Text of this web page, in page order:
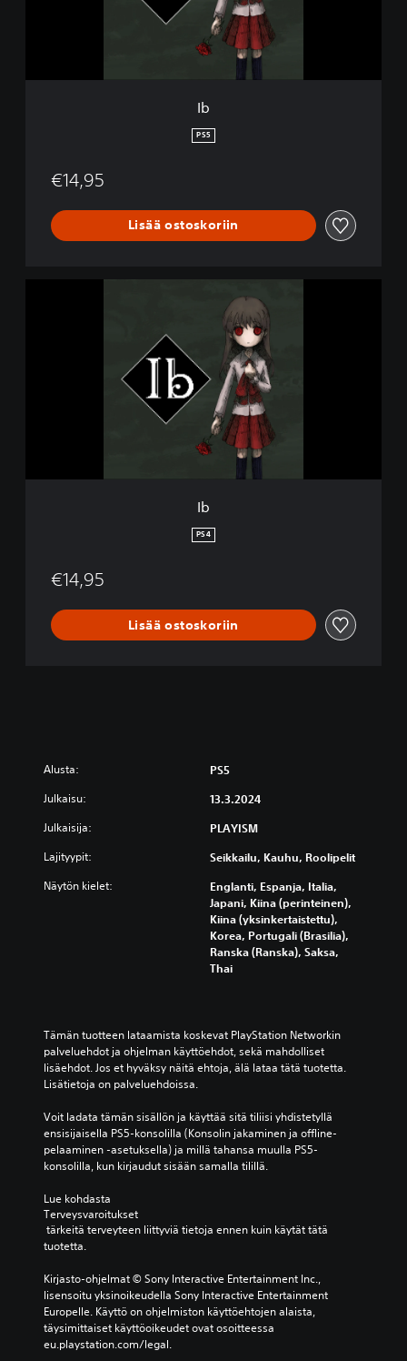
Ib
PS5
€14,95
Lisää ostoskoriin
Ib
PS4
€14,95
Lisää ostoskoriin
Alusta: PS5
Julkaisu: 13.3.2024
Julkaisija: PLAYISM
Lajityypit: Seikkailu, Kauhu, Roolipelit
Näytön kielet:
Englanti, Espanja, Italia,
Japani, Kiina (perinteinen),
Kiina (yksinkertaistettu),
Korea, Portugali (Brasilia),
Ranska (Ranska), Saksa,
Thai
Tämän tuotteen lataamista koskevat PlayStation Networkin
palveluehdot ja ohjelman käyttöehdot, sekä mahdolliset
lisäehdot. Jos et hyväksy näitä ehtoja, älä lataa tätä tuotetta.
Lisätietoja on palveluehdoissa.
Voit ladata tämän sisällön ja käyttää sitä tiliisi yhdistetyllä
ensisijaisella PS5-konsolilla (Konsolin jakaminen ja offline-
pelaaminen -asetuksella) ja millä tahansa muulla PS5-
konsolilla, kun kirjaudut sisään samalla tilillä.
Lue kohdasta
Terveysvaroitukset
tuotetta.
Kirjasto-ohjelmat © Sony Interactive Entertainment Inc.,
lisensoitu yksinoikeudella Sony Interactive Entertainment
Europelle. Käyttö on ohjelmiston käyttöehtojen alaista,
täysimittaiset käyttöoikeudet ovat osoitteessa
eu.playstation.com/legal.